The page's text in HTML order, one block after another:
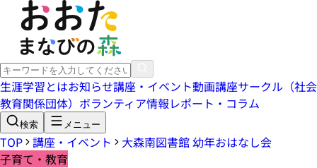
生涯学習とはお知らせ講座・イベント動画講座サークル（社会
教育関係団体） ボランティア情報レポート・コラム
検索 メニュー
TOP 講座・イベント
大森南図書館 幼年おはなし会
子育て・教育